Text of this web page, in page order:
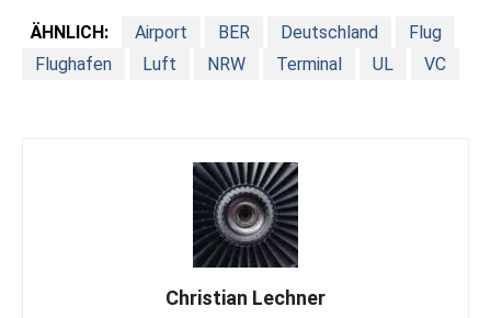
ÄHNLICH: Airport BER Deutschland
Flug
Flughafen
Luft NRW Terminal UL VC
Christian Lechner